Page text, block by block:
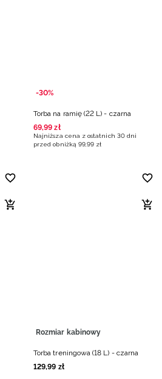
-30%
Torba na ramię (22 L) - czarna
69,99 zł
Najniższa cena z ostatnich 30 dni
przed obniżką 99,99 zł
Rozmiar kabinowy
Torba treningowa (18 L) - czarna
129,99 zł